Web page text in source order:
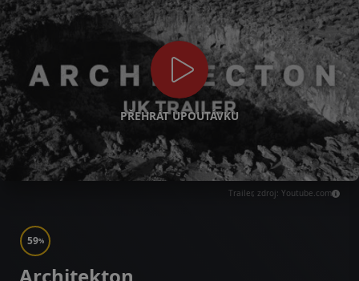
PŘEHRÁT UPOUTÁVKU
Trailer, zdroj: Youtube.com
59%